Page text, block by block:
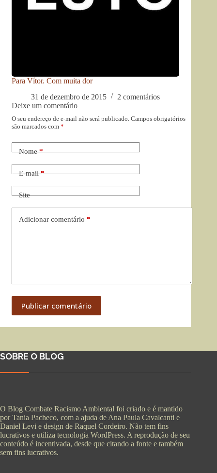
Para Vítor. Com muita dor
31 de dezembro de 2015
2 comentários
Deixe um comentário
O seu endereço de e-mail não será publicado. Campos obrigatórios
são marcados com *
Nome*
E-mail*
Site
Adicionar comentário *
Publicar comentário
SOBRE O BLOG
O Blog Combate Racismo Ambiental foi criado e é mantido
por Tania Pacheco, com a ajuda de Ana Paula Cavalcanti e
Daniel Levi e design de Raquel Cordeiro. Não tem fins
lucrativos e utiliza tecnologia WordPress. A reprodução de seu
conteúdo é incentivada, desde que citando a fonte e também
sem fins lucrativos.